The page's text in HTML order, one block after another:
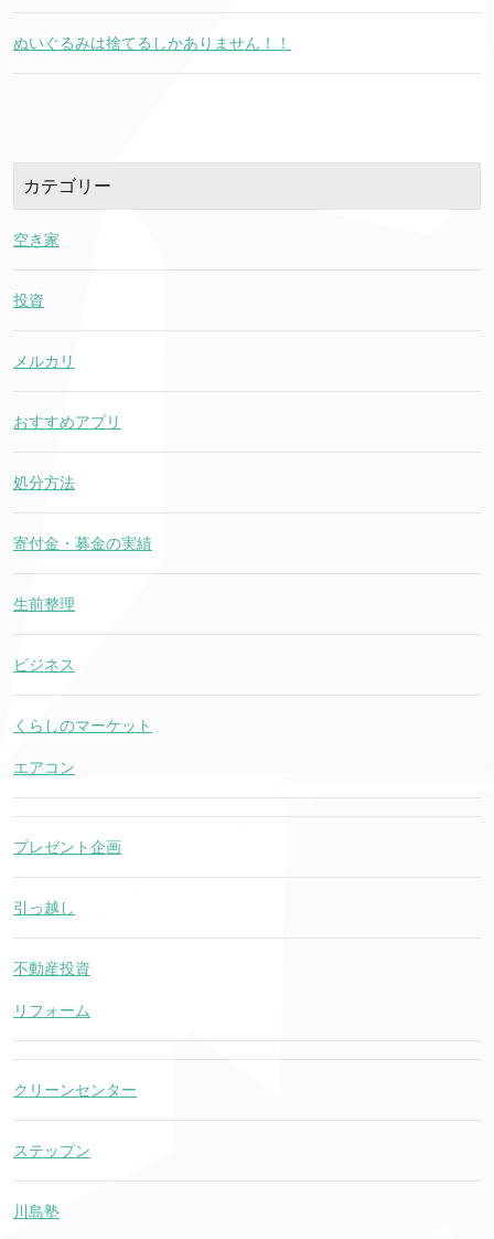
ぬいぐるみは捨てるしかありません！！
カテゴリー
空き家
投資
メルカリ
おすすめアプリ
処分方法
寄付金・募金の実績
生前整理
ビジネス
くらしのマーケット
エアコン
プレゼント企画
引っ越し
不動産投資
リフォーム
クリーンセンター
ステップン
川島塾